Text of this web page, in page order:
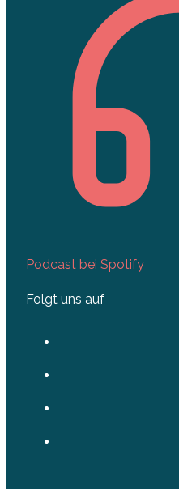
Podcast bei Spotify
Folgt uns auf